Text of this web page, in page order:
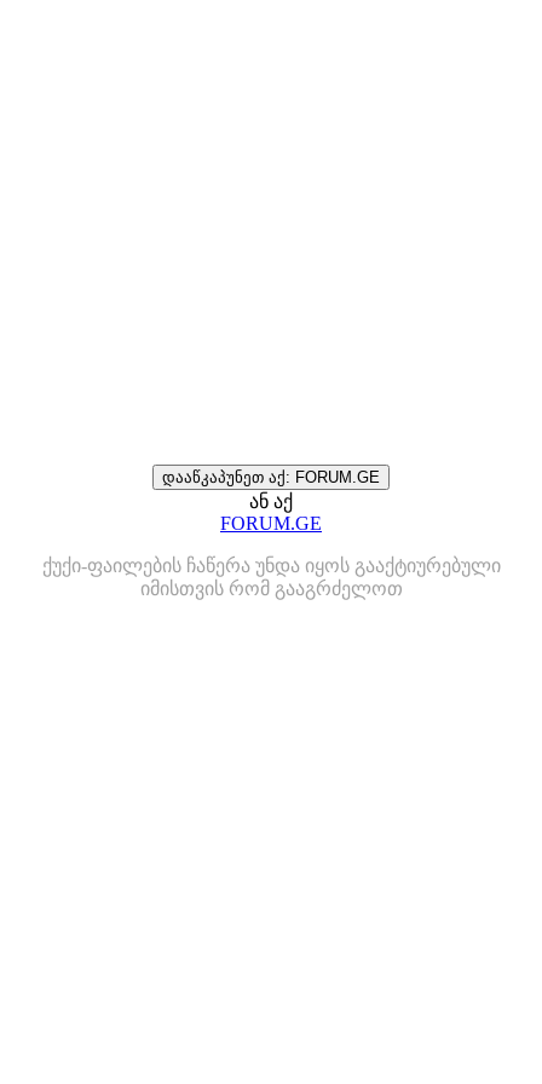
დააწკაპუნეთ აქ: FORUM.GE
ან აქ
FORUM.GE
ქუქი-ფაილების ჩაწერა უნდა იყოს გააქტიურებული
იმისთვის რომ გააგრძელოთ